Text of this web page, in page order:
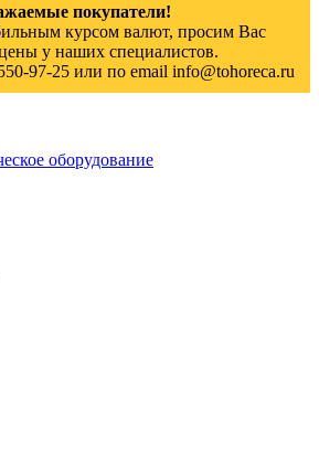
покупатели!
курсом валют, просим Вас
у наших специалистов.
97-25 или по email info@tohoreca.ru
оборудование